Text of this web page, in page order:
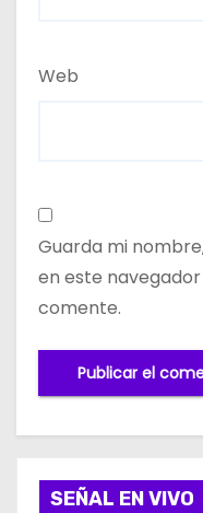
Web
Guarda mi
en este
comente.
SEÑAL EN VIVO